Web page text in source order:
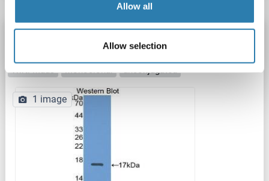
Allow all
Allow selection
Adamts2 Antikörper
Reaktivität: Rind (Kuh)
WB, IHC, IP, IF/ICC
Wirt: Maus
Monoclonal unconjugated
1 image